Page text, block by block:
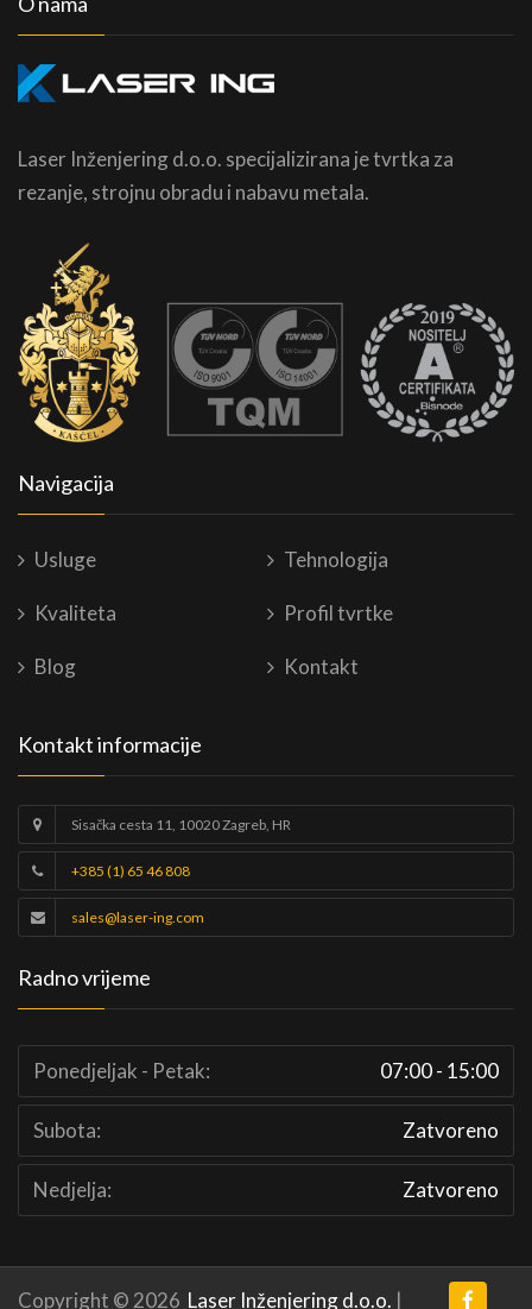
Laser Inženjering d.o.o. specijalizirana je tvrtka za
rezanje, strojnu obradu i nabavu metala.
Navigacija
Usluge Tehnologija
Kvaliteta Profil tvrtke
Blog Kontakt
Kontakt informacije
Sisačka cesta 11, 10020 Zagreb, HR
+385 (1) 65 46 808
sales@laser-ing.com
Radno vrijeme
Ponedjeljak - Petak: 07:00 - 15:00
Subota: Zatvoreno
Nedjelja: Zatvoreno
Copyright © 2026 Laser Inženjering d.o.o. |